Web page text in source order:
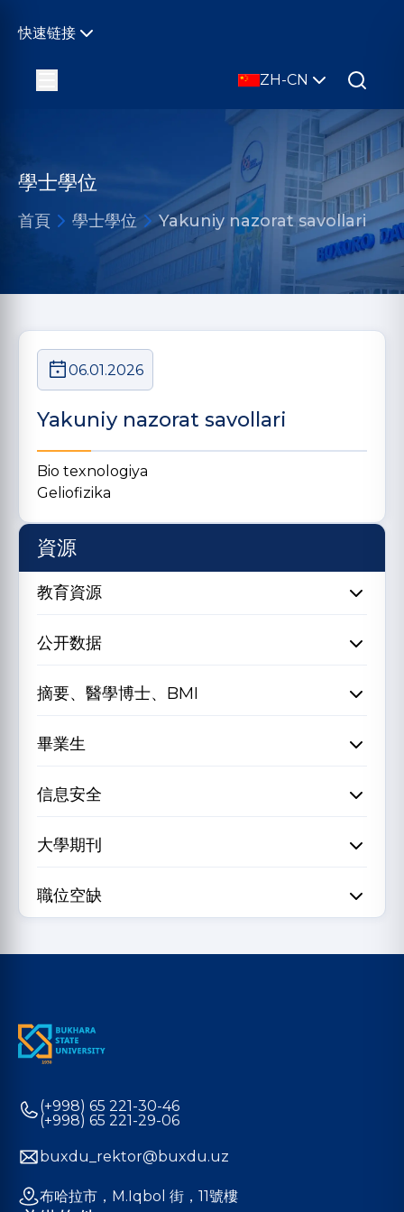
快速链接
ZH-CN
學士學位
首頁 學士學位 Yakuniy nazorat savollari
06.01.2026
Yakuniy nazorat savollari
Bio texnologiya
Geliofizika
資源
教育資源
公开数据
摘要、醫學博士、BMI
畢業生
信息安全
大學期刊
職位空缺
(+998) 65 221-30-46
(+998) 65 221-29-06
buxdu_rektor@buxdu.uz
布哈拉市，M.Iqbol 街，11號樓